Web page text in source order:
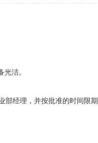
洁。
经理，并按批准的时间限期